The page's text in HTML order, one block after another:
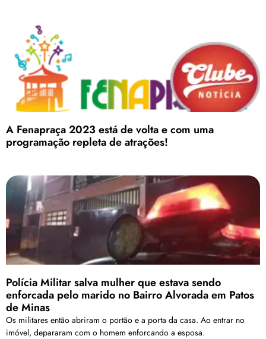
A Fenapraça 2023 está de volta e com uma
programação repleta de atrações!
Polícia Militar salva mulher que estava sendo
enforcada pelo marido no Bairro Alvorada em Patos
de Minas
Os militares então abriram o portão e a porta da casa. Ao entrar no
imóvel, depararam com o homem enforcando a esposa.